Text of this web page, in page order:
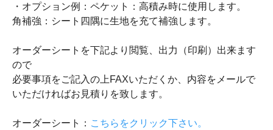
・オプション例：ペケット：高積み時に使用します。
角補強：シート四隅に生地を充て補強します。
オーダーシートを下記より閲覧、出力（印刷）出来ます
ので
必要事項をご記入の上FAXいただくか、内容をメールで
いただければお見積りを致します。
オーダーシート： こちらをクリック下さい。